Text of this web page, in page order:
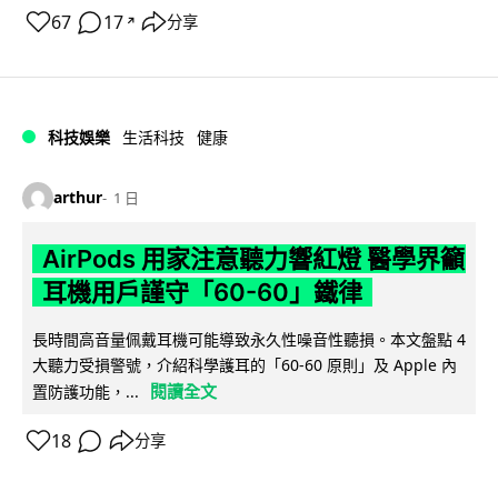
67 17 ↗ 分享
科技娛樂 生活科技 健康
arthur 1 日
AirPods 用家注意聽力響紅燈 醫學界籲
耳機用戶謹守「60-60」鐵律
長時間高音量佩戴耳機可能導致永久性噪音性聽損。本文盤點 4
大聽力受損警號，介紹科學護耳的「60-60 原則」及 Apple 內
置防護功能，...
閱讀全文
18 分享